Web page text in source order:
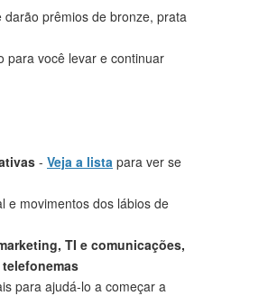
prêmios de bronze, prata
para você levar e continuar
- Veja a lista para ver se
e movimentos dos lábios de
TI e comunicações,
para ajudá-lo a começar a